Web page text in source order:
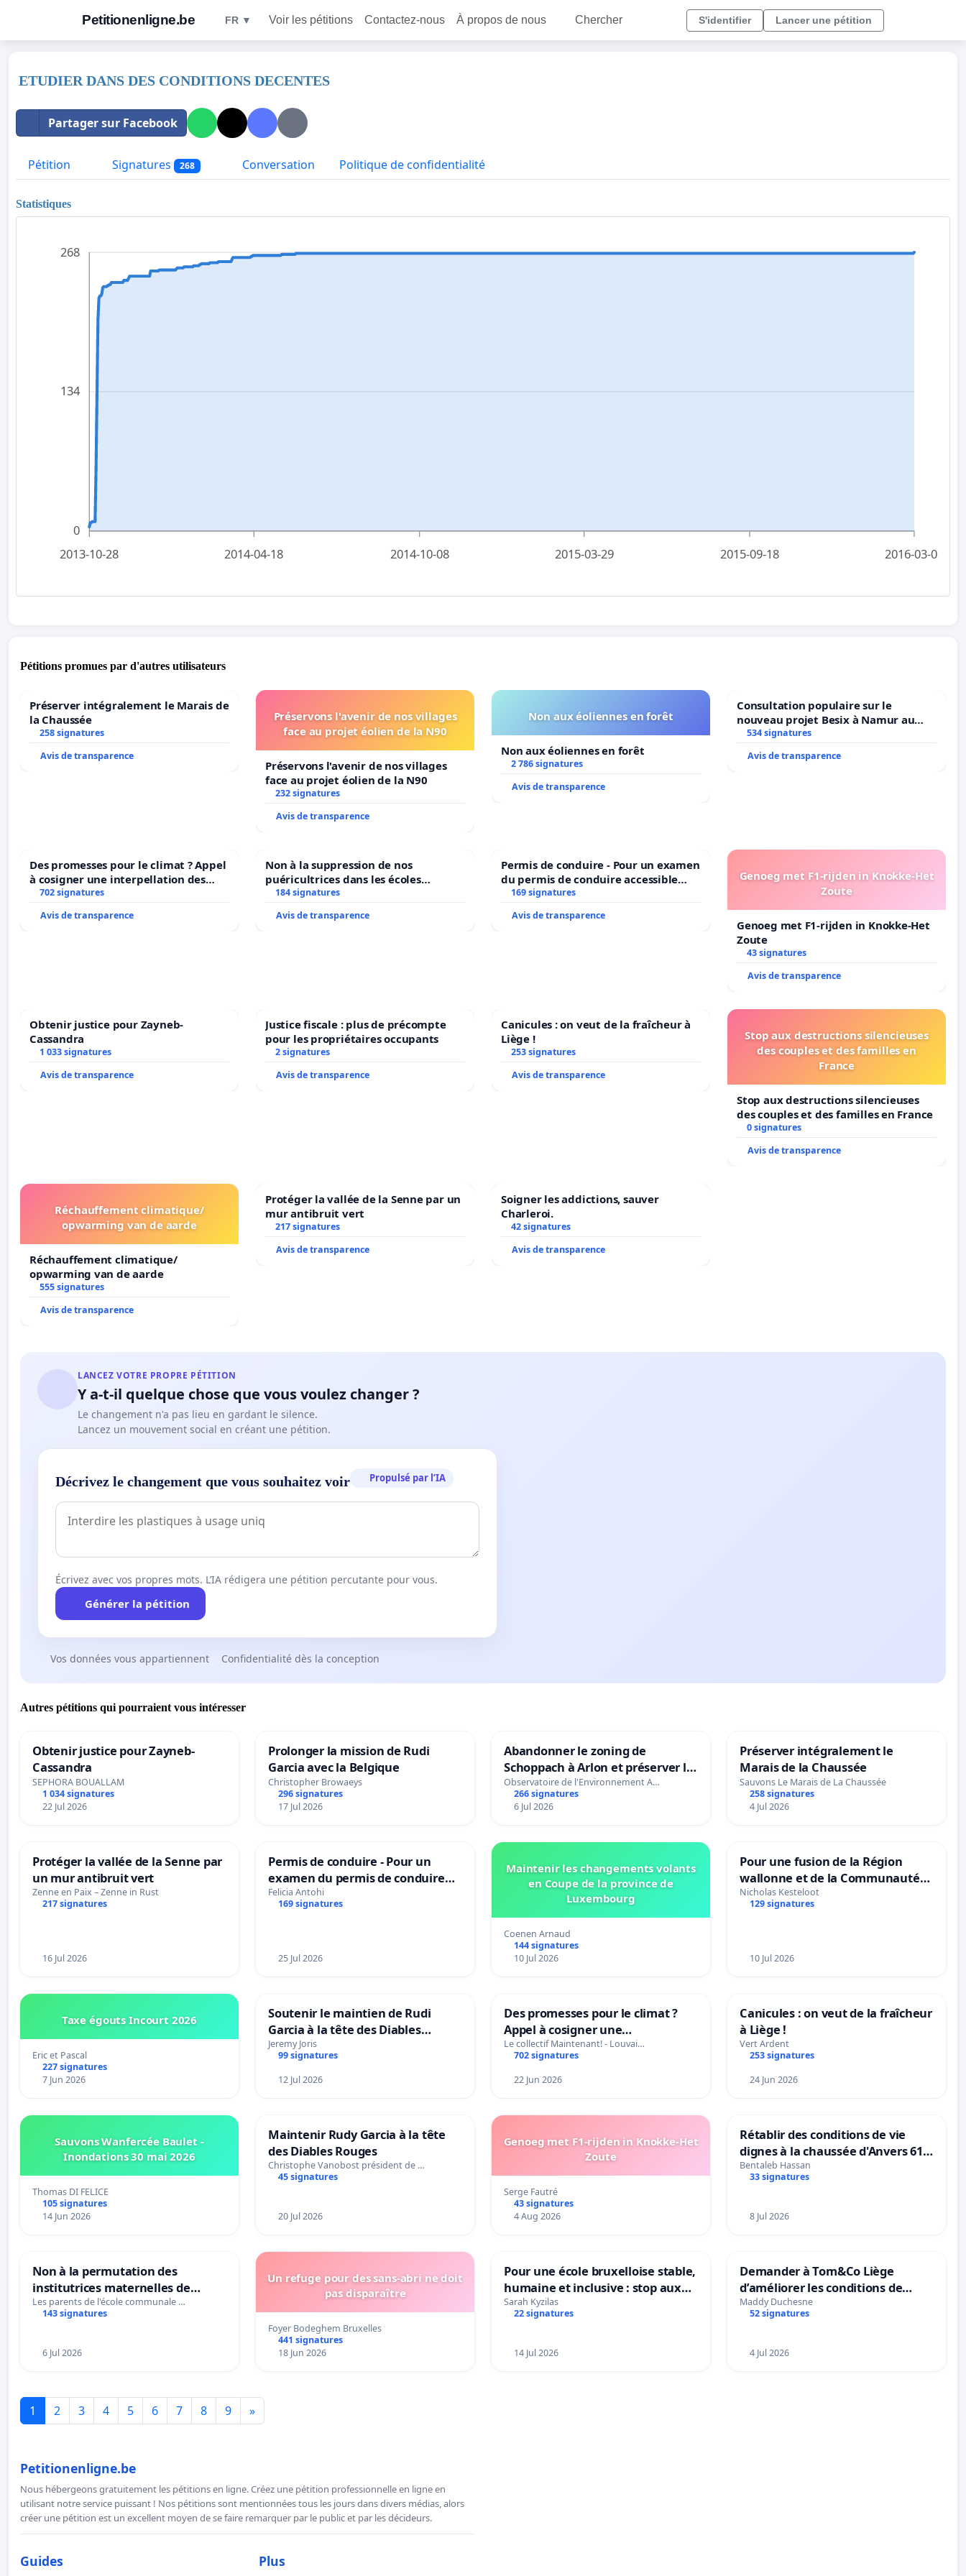
Petitionenligne.be FR ▼ Voir les pétitions Contactez-nous À propos de nous Chercher S'identifier Lancer une pétition
ETUDIER DANS DES CONDITIONS DECENTES
Partager sur Facebook
Pétition Signatures 268 Conversation Politique de confidentialité
Statistiques
0
134
268
2013-10-28 2014-04-18 2014-10-08 2015-03-29 2015-09-18 2016-03-08
Pétitions promues par d'autres utilisateurs
Préserver intégralement le Marais de
la Chaussée
258 signatures
Avis de transparence
Préservons l'avenir de nos villages
face au projet éolien de la N90
Préservons l'avenir de nos villages
face au projet éolien de la N90
232 signatures
Avis de transparence
Non aux éoliennes en forêt
Non aux éoliennes en forêt
2 786 signatures
Avis de transparence
Consultation populaire sur le
nouveau projet Besix à Namur au
Parc Léopold ?
534 signatures
Avis de transparence
Des promesses pour le climat ? Appel
à cosigner une interpellation des
ministres wallons du climat et de
l’environnement.
702 signatures
Avis de transparence
Non à la suppression de nos
puéricultrices dans les écoles
communale de Flémalle !
184 signatures
Avis de transparence
Permis de conduire - Pour un examen
du permis de conduire accessible
dans plusieurs langues à Bruxelles
169 signatures
Avis de transparence
Genoeg met F1-rijden in Knokke-Het
Zoute
Genoeg met F1-rijden in Knokke-Het
Zoute
43 signatures
Avis de transparence
Obtenir justice pour Zayneb-
Cassandra
1 033 signatures
Avis de transparence
Justice fiscale : plus de précompte
pour les propriétaires occupants
2 signatures
Avis de transparence
Canicules : on veut de la fraîcheur à
Liège !
253 signatures
Avis de transparence
Stop aux destructions silencieuses
des couples et des familles en
France
Stop aux destructions silencieuses
des couples et des familles en France
0 signatures
Avis de transparence
Réchauffement climatique/
opwarming van de aarde
Réchauffement climatique/
opwarming van de aarde
555 signatures
Avis de transparence
Protéger la vallée de la Senne par un
mur antibruit vert
217 signatures
Avis de transparence
Soigner les addictions, sauver
Charleroi.
42 signatures
Avis de transparence
LANCEZ VOTRE PROPRE PÉTITION
Y a-t-il quelque chose que vous voulez changer ?
Le changement n'a pas lieu en gardant le silence.
Lancez un mouvement social en créant une pétition.
Décrivez le changement que vous souhaitez voir Propulsé par l’IA
Écrivez avec vos propres mots. L’IA rédigera une pétition percutante pour vous.
Générer la pétition
Vos données vous appartiennent Confidentialité dès la conception
Autres pétitions qui pourraient vous intéresser
Obtenir justice pour Zayneb-
Cassandra
SEPHORA BOUALLAM
1 034 signatures
22 Jul 2026
Prolonger la mission de Rudi
Garcia avec la Belgique
Christopher Browaeys
296 signatures
17 Jul 2026
Abandonner le zoning de
Schoppach à Arlon et préserver le
site naturel
Observatoire de l'Environnement A…
266 signatures
6 Jul 2026
Préserver intégralement le
Marais de la Chaussée
Sauvons Le Marais de La Chaussée
258 signatures
4 Jul 2026
Protéger la vallée de la Senne par
un mur antibruit vert
Zenne en Paix – Zenne in Rust
217 signatures
16 Jul 2026
Permis de conduire - Pour un
examen du permis de conduire
accessible dans plusieurs langues
à Bruxelles
Felicia Antohi
169 signatures
25 Jul 2026
Maintenir les changements volants
en Coupe de la province de
Luxembourg
Coenen Arnaud
144 signatures
10 Jul 2026
Pour une fusion de la Région
wallonne et de la Communauté
française (Fédération Wallonie-
Bruxelles)
Nicholas Kesteloot
129 signatures
10 Jul 2026
Taxe égouts Incourt 2026
Eric et Pascal
227 signatures
7 Jun 2026
Soutenir le maintien de Rudi
Garcia à la tête des Diables
Rouges |Teken voor het behoud
van Rudi Garcia als bondscoach
Jeremy Joris
99 signatures
12 Jul 2026
Des promesses pour le climat ?
Appel à cosigner une
interpellation des ministres
wallons du climat et de
l’environnement.
Le collectif Maintenant! - Louvai…
702 signatures
22 Jun 2026
Canicules : on veut de la fraîcheur
à Liège !
Vert Ardent
253 signatures
24 Jun 2026
Sauvons Wanfercée Baulet -
Inondations 30 mai 2026
Thomas DI FELICE
105 signatures
14 Jun 2026
Maintenir Rudy Garcia à la tête
des Diables Rouges
Christophe Vanobost président de …
45 signatures
20 Jul 2026
Genoeg met F1-rijden in Knokke-Het
Zoute
Serge Fautré
43 signatures
4 Aug 2026
Rétablir des conditions de vie
dignes à la chaussée d'Anvers 61
et 63
Bentaleb Hassan
33 signatures
8 Jul 2026
Non à la permutation des
institutrices maternelles de
Bléharies et Laplaigne !
Préservons la stabilité de nos
Les parents de l'école communale …
143 signatures
6 Jul 2026
Un refuge pour des sans-abri ne doit
pas disparaître
Foyer Bodeghem Bruxelles
441 signatures
18 Jun 2026
Pour une école bruxelloise stable,
humaine et inclusive : stop aux
réformes qui fragilisent le
primaire
Sarah Kyzilas
22 signatures
14 Jul 2026
Demander à Tom&Co Liège
d’améliorer les conditions de
présentation des animaux et de
mettre fin à la vente d’animaux
Maddy Duchesne
52 signatures
4 Jul 2026
1 2 3 4 5 6 7 8 9 »
Petitionenligne.be
Nous hébergeons gratuitement les pétitions en ligne. Créez une pétition professionnelle en ligne en
utilisant notre service puissant ! Nos pétitions sont mentionnées tous les jours dans divers médias, alors
créer une pétition est un excellent moyen de se faire remarquer par le public et par les décideurs.
Guides Plus